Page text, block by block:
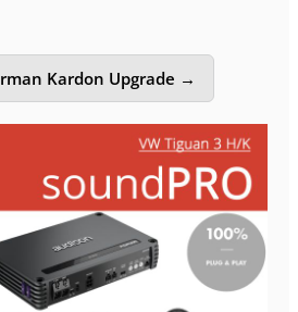
Kardon Upgrade →